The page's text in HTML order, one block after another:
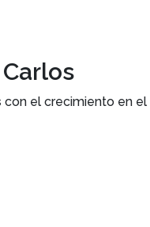
con el crecimiento en el